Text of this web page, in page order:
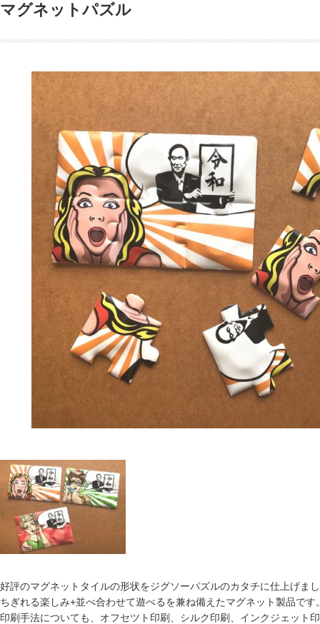
マグネットパズル
好評のマグネットタイルの形状をジグソーパズルのカタチに仕上げま
ちぎれる楽しみ+並べ合わせて遊べるを兼ね備えたマグネット製品で
印刷手法についても、オフセツト印刷、シルク印刷、インクジェット